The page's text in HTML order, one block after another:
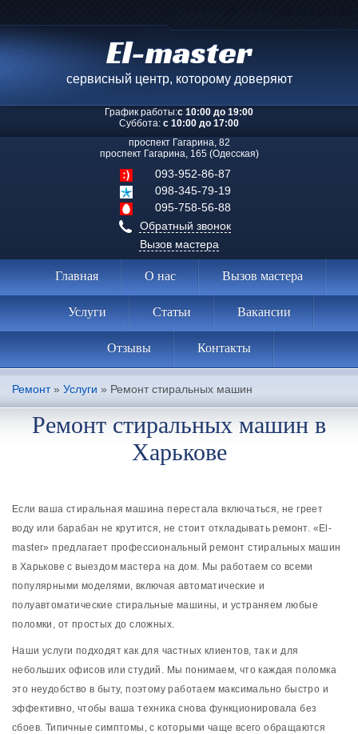
El-master
сервисный центр, которому доверяют
График работы:с 10:00 до 19:00
Суббота: с 10:00 до 17:00
проспект Гагарина, 82
проспект Гагарина, 165 (Одесская)
093-952-86-87
098-345-79-19
095-758-56-88
Обратный звонок
Вызов мастера
Главная О нас Вызов мастера
Услуги Статьи Вакансии
Отзывы Контакты
Ремонт» Услуги » Ремонт стиральных машин
Ремонт стиральных машин в
Харькове
Если ваша стиральная машина перестала включаться, не греет
воду или барабан не крутится, не стоит откладывать ремонт. «El-
master» предлагает профессиональный ремонт стиральных машин
в Харькове с выездом мастера на дом. Мы работаем со всеми
популярными моделями, включая автоматические и
полуавтоматические стиральные машины, и устраняем любые
поломки, от простых до сложных.
Наши услуги подходят как для частных клиентов, так и для
небольших офисов или студий. Мы понимаем, что каждая поломка
это неудобство в быту, поэтому работаем максимально быстро и
эффективно, чтобы ваша техника снова функционировала без
сбоев. Типичные симптомы, с которыми чаще всего обращаются